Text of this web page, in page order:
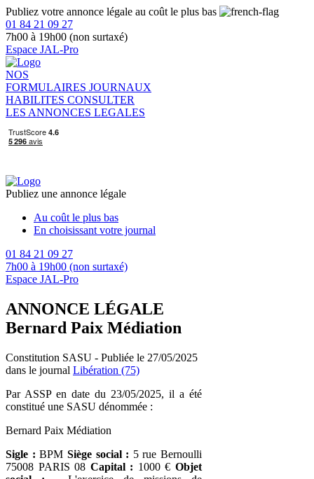
Publiez votre annonce légale au coût le plus bas
01 84 21 09 27
7h00 à 19h00 (non surtaxé)
Espace JAL-Pro
NOS
FORMULAIRES JOURNAUX
HABILITES CONSULTER
LES ANNONCES LEGALES
Publiez une annonce légale
Au coût le plus bas
En choisissant votre journal
01 84 21 09 27
7h00 à 19h00 (non surtaxé)
Espace JAL-Pro
ANNONCE LÉGALE
Bernard Paix Médiation
Constitution SASU - Publiée le 27/05/2025
dans le journal Libération (75)
Par ASSP en date du 23/05/2025, il a été
constitué une SASU dénommée :
Bernard Paix Médiation
Sigle : BPM Siège social : 5 rue Bernoulli
75008 PARIS 08 Capital : 1000 €Objet